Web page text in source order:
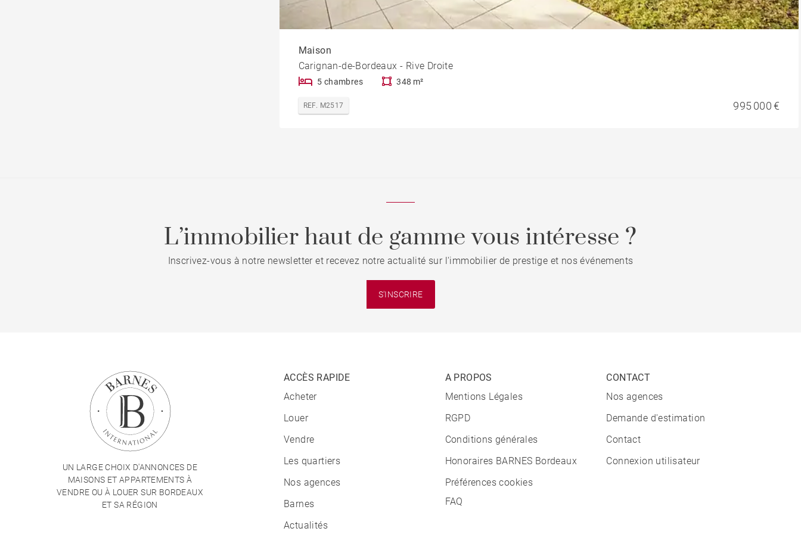
Maison
Carignan-de-Bordeaux - Rive Droite
5 chambres 348 m²
REF. M2517 995 000 €
L’immobilier haut de gamme vous intéresse ?
Inscrivez-vous à notre newsletter et recevez notre actualité sur l'immobilier de prestige et nos événements
S'INSCRIRE
UN LARGE CHOIX D'ANNONCES DE
MAISONS ET APPARTEMENTS À
VENDRE OU À LOUER SUR BORDEAUX
ET SA RÉGION
ACCÈS RAPIDE
Acheter
Louer
Vendre
Les quartiers
Nos agences
Barnes
Actualités
A PROPOS
Mentions Légales
RGPD
Conditions générales
Honoraires BARNES Bordeaux
Préférences cookies
FAQ
CONTACT
Nos agences
Demande d'estimation
Contact
Connexion utilisateur